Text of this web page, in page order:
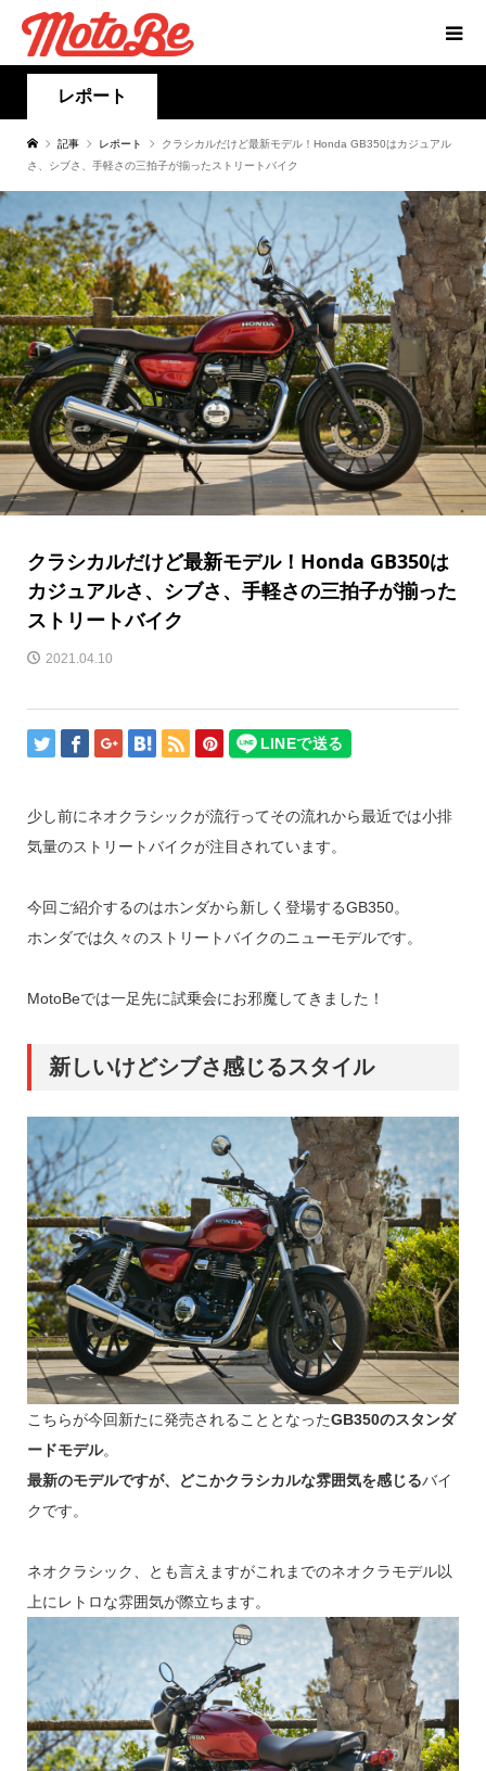
レポート
記事 レポート
クラシカルだけど最新モデル！Honda GB350はカジュアル
さ、シブさ、手軽さの三拍子が揃ったストリートバイク
クラシカルだけど最新モデル！Honda GB350は
カジュアルさ、シブさ、手軽さの三拍子が揃った
ストリートバイク
2021.04.10
少し前にネオクラシックが流行ってその流れから最近では小排
気量のストリートバイクが注目されています。
今回ご紹介するのはホンダから新しく登場するGB350。
ホンダでは久々のストリートバイクのニューモデルです。
MotoBeでは一足先に試乗会にお邪魔してきました！
新しいけどシブさ感じるスタイル
こちらが今回新たに発売されることとなったGB350のスタンダ
ードモデル。
最新のモデルですが、どこかクラシカルな雰囲気を感じるバイ
クです。
ネオクラシック、とも言えますがこれまでのネオクラモデル以
上にレトロな雰囲気が際立ちます。